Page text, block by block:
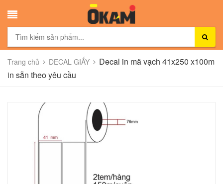
Trang chủ DECAL GIẤY
Decal in mã vạch 41x250 x100m
in sẵn theo yêu cầu